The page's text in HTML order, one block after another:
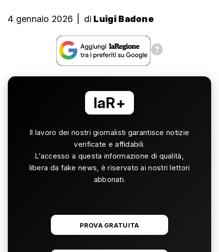
4 gennaio 2026 di Luigi Badone
laR+
Il lavoro dei nostri giornalisti garantisce notizie
verificate e affidabili.
L’accesso a questa informazione di qualità,
libera da fake news, è riservato ai nostri lettori
abbonati.
PROVA GRATUITA